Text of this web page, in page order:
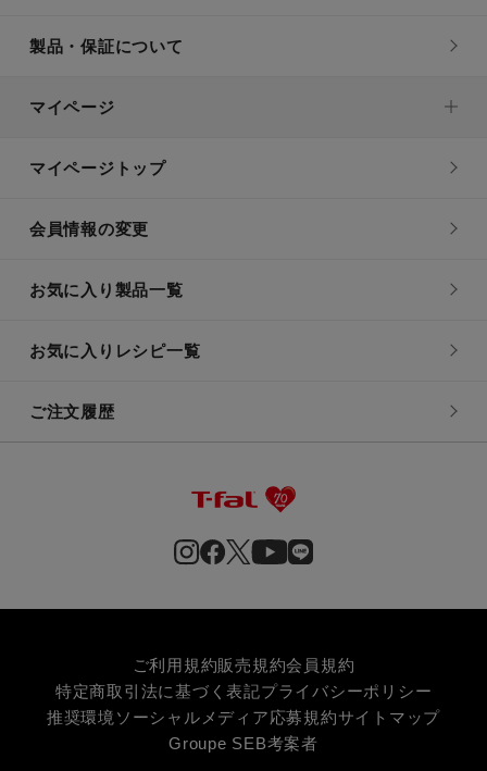
製品・保証について
マイページ
マイページトップ
会員情報の変更
お気に入り製品一覧
お気に入りレシピ一覧
ご注文履歴
ご利用規約販売規約会員規約
特定商取引法に基づく表記プライバシーポリシー
推奨環境 ソーシャルメディア応募規約サイトマップ
Groupe SEB考案者